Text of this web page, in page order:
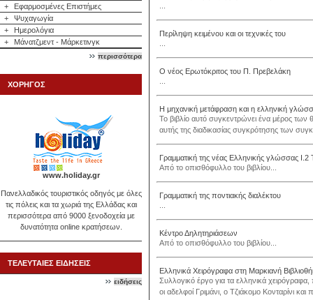
+
Εφαρμοσμένες Επιστήμες
+
Ψυχαγωγία
+
Ημερολόγια
+
Μάνατζμεντ - Μάρκετινγκ
περισσότερα
ΧΟΡΗΓΟΣ
www.holiday.gr
Πανελλαδικός τουριστικός οδηγός με όλες
τις πόλεις και τα χωριά της Ελλάδας και
περισσότερα από 9000 ξενοδοχεία με
δυνατότητα online κρατήσεων.
ΤΕΛΕΥΤΑΙΕΣ ΕΙΔΗΣΕΙΣ
ειδήσεις
Περίληψη κειμένου και οι τεχνικές του
Ο νέος Ερωτόκριτος του Π. Πρεβελάκη
Η μηχανική μετάφραση και η ελληνική
Το βιβλίο αυτό συγκεντρώνει ένα μέρος
αυτής της διαδικασίας συγκρότησης των
Γραμματική της νέας Ελληνικής γλώσσας Ι.2
Από το οπισθόφυλλο του βιβλίου...
Γραμματική της ποντιακής διαλέκτου
Κέντρο Δηλητηριάσεων
Από το οπισθόφυλλο του βιβλίου...
Ελληνικά Χειρόγραφα στη Μαρκιανή
Συλλογικό έργο για τα ελληνικά
οι αδελφοί Γριμάνι, ο Τζιάκομο Κονταρίνι